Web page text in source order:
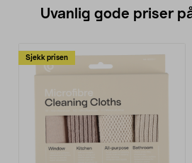
Uvanlig gode priser
Sjekk prisen